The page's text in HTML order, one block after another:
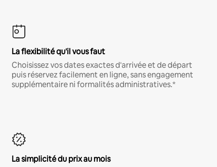
La flexibilité qu'il vous faut
Choisissez vos dates exactes d'arrivée et de départ
puis réservez facilement en ligne, sans engagement
supplémentaire ni formalités administratives.*
La simplicité du prix au mois